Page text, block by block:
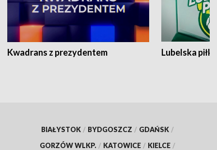
Kwadrans z prezydentem Lubelska piłka
BIAŁYSTOK / BYDGOSZCZ / GDAŃSK /
GORZÓW WLKP. / KATOWICE / KIELCE /